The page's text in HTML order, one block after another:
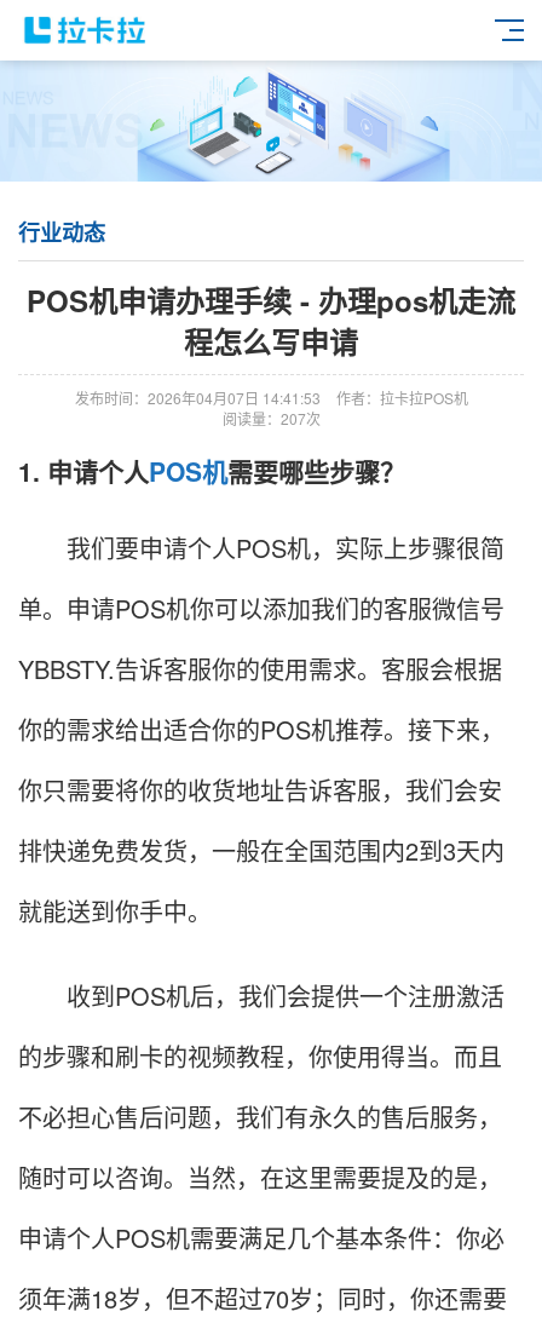
行业动态
POS机申请办理手续 - 办理pos机走流
程怎么写申请
发布时间：2026年04月07日 14:41:53
作者：拉卡拉POS机
阅读量：207次
1. 申请个人POS机需要哪些步骤？
我们要申请个人POS机，实际上步骤很简
单。申请POS机你可以添加我们的客服微信号
YBBSTY.告诉客服你的使用需求。客服会根据
你的需求给出适合你的POS机推荐。接下来，
你只需要将你的收货地址告诉客服，我们会安
排快递免费发货，一般在全国范围内2到3天内
就能送到你手中。
收到POS机后，我们会提供一个注册激活
的步骤和刷卡的视频教程，你使用得当。而且
不必担心售后问题，我们有永久的售后服务，
随时可以咨询。当然，在这里需要提及的是，
申请个人POS机需要满足几个基本条件：你必
须年满18岁，但不超过70岁；同时，你还需要